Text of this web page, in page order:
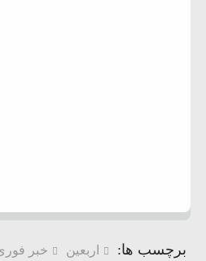
برچسب ها: اربعین خبر